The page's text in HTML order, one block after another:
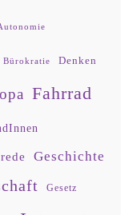
Bürokratie Denken
Fahrrad
Geschichte
Gesetz